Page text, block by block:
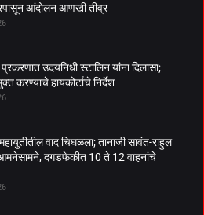
आंदोलन आणखी तीव्र
उदयनिधी स्टालिन यांना दिलासा;
करण्याचे हायकोर्टाचे निर्देश
वाद चिघळला; तानाजी सावंत-राहुल
दगडफेकीत 10 ते 12 वाहनांचे